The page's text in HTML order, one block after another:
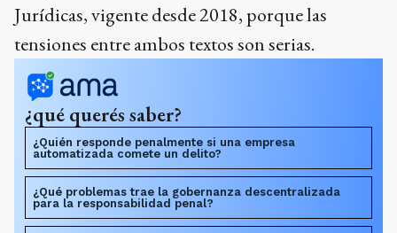
Jurídicas, vigente desde 2018, porque las
tensiones entre ambos textos son serias.
¿qué querés saber?
¿Quién responde penalmente si una empresa
automatizada comete un delito?
¿Qué problemas trae la gobernanza descentralizada
para la responsabilidad penal?